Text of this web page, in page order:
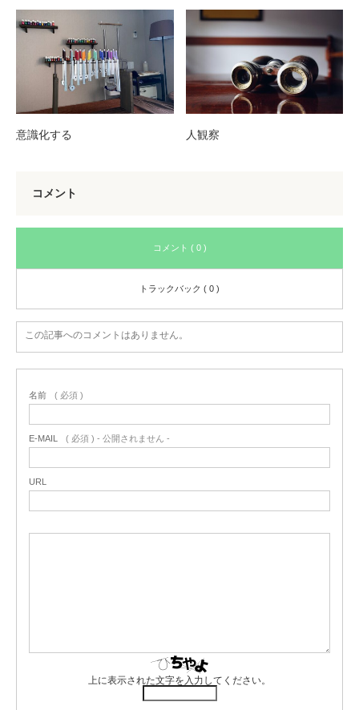
意識化する 人観察
コメント
コメント ( 0 )
トラックバック ( 0 )
この記事へのコメントはありません。
名前 ( 必須 )
E-MAIL ( 必須 ) - 公開されません -
URL
上に表示された文字を入力してください。